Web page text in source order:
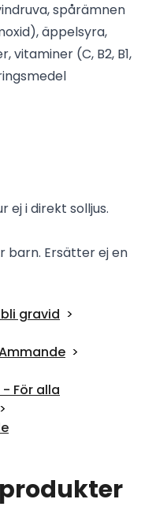
spårämnen
äppelsyra,
vitaminer (C, B2, B1,
ej i direkt solljus.
barn. Ersätter ej en
gravid
För alla